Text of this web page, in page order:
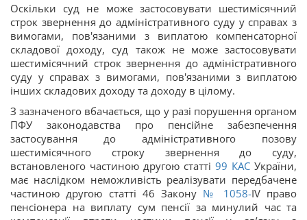
Оскільки суд не може застосовувати шестимісячний
строк звернення до адміністративного суду у справах з
вимогами, пов'язаними з виплатою компенсаторної
складової доходу, суд також не може застосовувати
шестимісячний строк звернення до адміністративного
суду у справах з вимогами, пов'язаними з виплатою
інших складових доходу та доходу в цілому.
З зазначеного вбачається, що у разі порушення органом
ПФУ законодавства про пенсійне забезпечення
застосування до адміністративного позову
шестимісячного строку звернення до суду,
встановленого частиною другою статті 99 КАС України,
має наслідком неможливість реалізувати передбачене
частиною другою статті 46 Закону № 1058-IV право
пенсіонера на виплату сум пенсії за минулий час та